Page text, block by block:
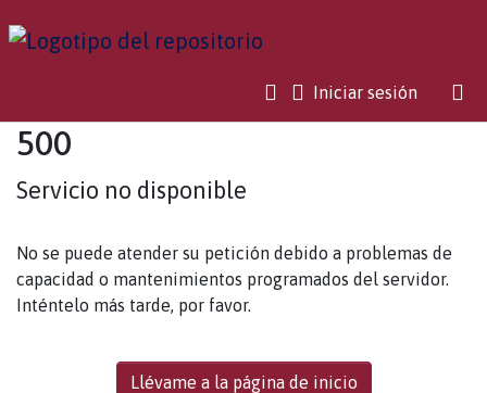
Iniciar sesión(current)
500
Servicio no disponible
No se puede atender su petición debido a problemas de
capacidad o mantenimientos programados del servidor.
Inténtelo más tarde, por favor.
Llévame a la página de inicio